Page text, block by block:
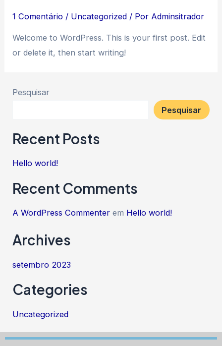
1 Comentário / Uncategorized / Por Adminsitrador
Welcome to WordPress. This is your first post. Edit
or delete it, then start writing!
Pesquisar
Pesquisar
Recent Posts
Hello world!
Recent Comments
A WordPress Commenter em Hello world!
Archives
setembro 2023
Categories
Uncategorized